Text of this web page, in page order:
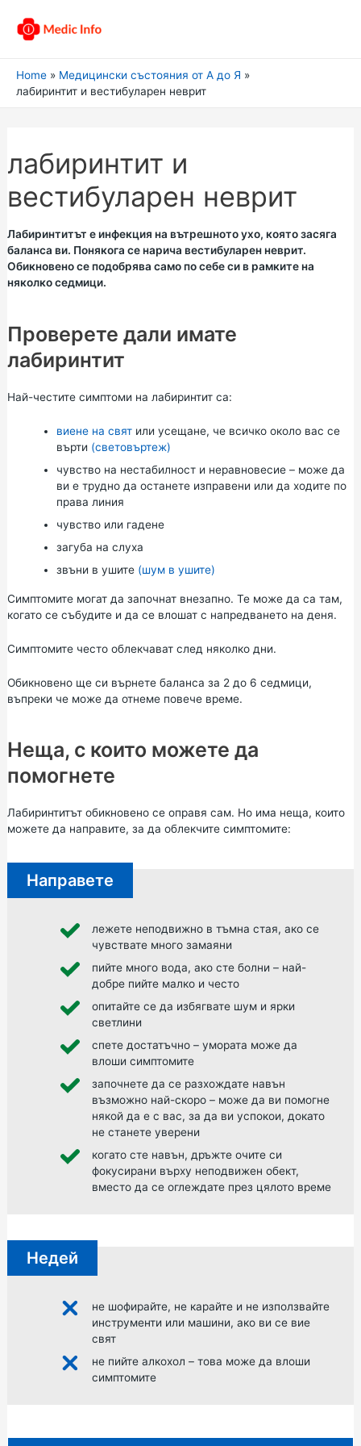
Home
Медицински състояния от А до Я
лабиринтит и вестибуларен неврит
лабиринтит и
вестибуларен неврит
Лабиринтитът е инфекция на вътрешното ухо, която засяга
баланса ви. Понякога се нарича вестибуларен неврит.
Обикновено се подобрява само по себе си в рамките на
няколко седмици.
Проверете дали имате
лабиринтит
Най-честите симптоми на лабиринтит са:
виене на святили усещане, че всичко около вас се
върти (световъртеж)
чувство на нестабилност и неравновесие – може да
ви е трудно да останете изправени или да ходите по
права линия
чувство или гадене
загуба на слуха
звъни в ушите (шум в ушите)
Симптомите могат да започнат внезапно. Те може да са там,
когато се събудите и да се влошат с напредването на деня.
Симптомите често облекчават след няколко дни.
Обикновено ще си върнете баланса за 2 до 6 седмици,
въпреки че може да отнеме повече време.
Неща, с които можете да
помогнете
Лабиринтитът обикновено се оправя сам. Но има неща, които
можете да направите, за да облекчите симптомите:
Направете
лежете неподвижно в тъмна стая, ако се
чувствате много замаяни
пийте много вода, ако сте болни – най-
добре пийте малко и често
опитайте се да избягвате шум и ярки
светлини
спете достатъчно – умората може да
влоши симптомите
започнете да се разхождате навън
възможно най-скоро – може да ви помогне
някой да е с вас, за да ви успокои, докато
не станете уверени
когато сте навън, дръжте очите си
фокусирани върху неподвижен обект,
вместо да се оглеждате през цялото време
Недей
не шофирайте, не карайте и не използвайте
инструменти или машини, ако ви се вие
свят
не пийте алкохол – това може да влоши
симптомите